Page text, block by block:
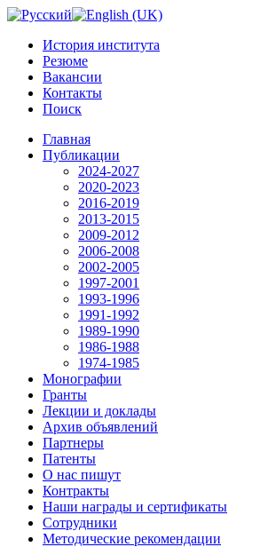
История института
Резюме
Вакансии
Контакты
Поиск
Главная
Публикации
2024-2027
2020-2023
2016-2019
2013-2015
2009-2012
2006-2008
2002-2005
1997-2001
1993-1996
1991-1992
1989-1990
1986-1988
1974-1985
Монографии
Гранты
Лекции и доклады
Архив объявлений
Партнеры
Патенты
О нас пишут
Контракты
Наши награды и сертификаты
Сотрудники
Методические рекомендации